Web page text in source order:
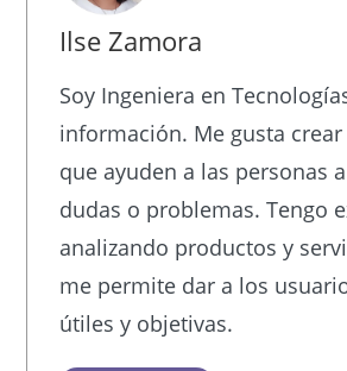
Ilse Zamora
Soy Ingeniera en
información. Me gusta
que ayuden a las personas
dudas o problemas. Tengo
analizando productos y
me permite dar a los
útiles y objetivas.